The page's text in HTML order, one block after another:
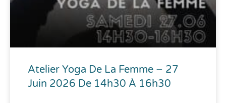
Atelier Yoga De La Femme – 27
Juin 2026 De 14h30 À 16h30